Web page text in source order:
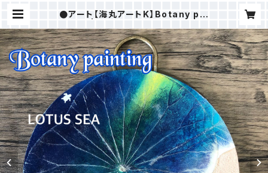
●アート【海丸アートK】Botany pai
AHOKUSHOP）